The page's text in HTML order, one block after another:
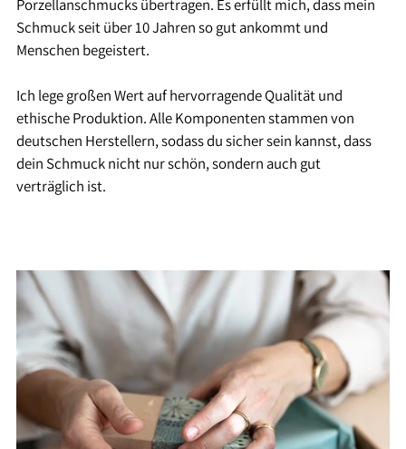
Porzellanschmucks übertragen. Es erfüllt mich, dass mein
Schmuck seit über 10 Jahren so gut ankommt und
Menschen begeistert.
Ich lege großen Wert auf hervorragende Qualität und
ethische Produktion. Alle Komponenten stammen von
deutschen Herstellern, sodass du sicher sein kannst, dass
dein Schmuck nicht nur schön, sondern auch gut
verträglich ist.